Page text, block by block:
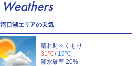
Weathers
河口湖エリアの天気
晴れ時々くもり
31℃ / 19℃
降水確率 20%